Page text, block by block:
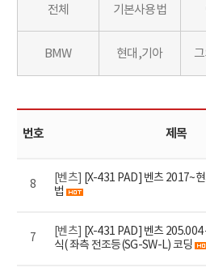
전체 기본사용법
BMW 현대,기아
번호 제목
8 [벤츠]
[X-431 PAD] 벤츠 2017~
법
7 [벤츠]
[X-431 PAD] 벤츠
식( 좌측 전조등(SG-SW-L) 코딩